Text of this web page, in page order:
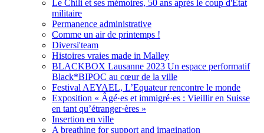
Le Chili et ses mémoires, 50 ans après le coup d'Etat
militaire
Permanence administrative
Comme un air de printemps !
Diversi'team
Histoires vraies made in Malley
BLACKBOX Lausanne 2023 Un espace performatif
Black*BIPOC au cœur de la ville
Festival AEYAEL, L’Equateur rencontre le monde
Exposition « Âgé·es et immigré·es : Vieillir en Suisse
en tant qu’étranger·ères »
Insertion en ville
A breathing for support and imagination